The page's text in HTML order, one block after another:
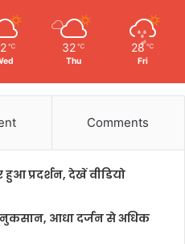
℃ 32 ℃
Thu
28 ℃
Fri
Comments
प्रदर्शन, देखें वीडियो
नुकसान, आधा दर्जन से अधिक